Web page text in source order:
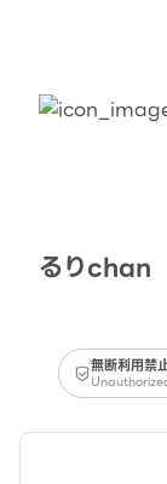
るりchan
無断利用禁